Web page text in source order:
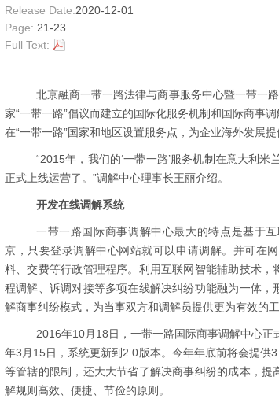
Release Date:2020-12-01
Page: 21-23
Full Text:
北京融商一带一路法律与商事服务中心暨一带一
家“一带一路”倡议而建立的国际化服务机制和国际商事
在“一带一路”国家和地区设置服务点，为企业海外发展
“2015年，我们的‘一带一路’服务机制在意大利
正式上线运营了。”调解中心理事长王丽介绍。
开发在线调解系统
一带一路国际商事调解中心最大的特点是基于
京，只要登录调解中心网站就可以申请调解。并可在
料、交费等行政管理程序。利用互联网智能辅助技术
程调解、诉调对接等多项在线解决纠纷功能融为一体
解商事纠纷模式，为当事双方和调解员提供更为有效的工
2016年10月18日，一带一路国际商事调解中心
年3月15日，系统更新到2.0版本。今年年底前将会提供
等管辖的限制，还大大节省了解决商事纠纷的成本，
解规则高效、便捷、节俭的原则。